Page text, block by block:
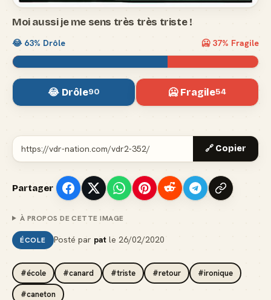
Moi aussi je me sens très très triste !
😂 63% Drôle 🥶 37% Fragile
😂 Drôle90 🥶 Fragile54
🔗 Copier
Partager
À PROPOS DE CETTE IMAGE
ÉCOLE Posté par patle 26/02/2020
#école #canard #triste #retour #ironique
#caneton